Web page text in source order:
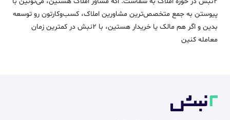
پیوستن به جمع متخصص‌ترین مشاورین املاک، کسب‌وکارتون رو توسعه
بدین و اگر هم مالک یا خریدار هستین، با 2نبش در کمترین زمان
معامله‌ کنین